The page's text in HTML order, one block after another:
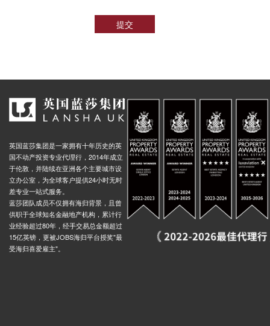
提交
英国蓝莎集团是一家拥有十年历史的英
国不动产投资专业代理行，2014年成立
于伦敦，并陆续在亚洲各个主要城市设
立办公室，为全球客户提供24小时无时
差专业一站式服务。
蓝莎团队成员不仅拥有海归背景，且曾
供职于全球知名金融地产机构，累计行
业经验超过80年，经手交易总金额超过
15亿英镑，更被JOBS海归平台授奖"最
受海归喜爱雇主"。